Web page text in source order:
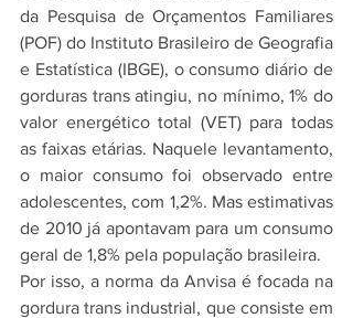
da Pesquisa de Orçamentos Familiares
(POF) do Instituto Brasileiro de Geografia
e Estatística (IBGE), o consumo diário de
gorduras trans atingiu, no mínimo, 1% do
valor energético total (VET) para todas
as faixas etárias. Naquele levantamento,
o maior consumo foi observado entre
adolescentes, com 1,2%. Mas estimativas
de 2010 já apontavam para um consumo
geral de 1,8% pela população brasileira.
Por isso, a norma da Anvisa é focada na
gordura trans industrial, que consiste em